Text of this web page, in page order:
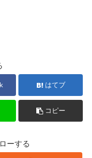
はてブ
コピー
ーする